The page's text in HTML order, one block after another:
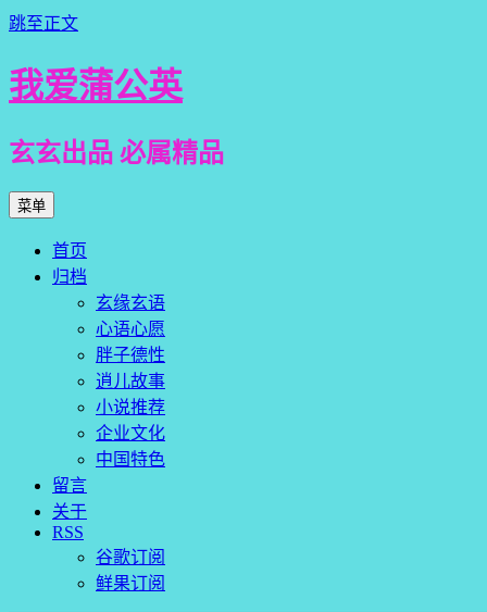
跳至正文
我爱蒲公英
玄玄出品 必属精品
菜单
首页
归档
玄缘玄语
心语心愿
胖子德性
逍儿故事
小说推荐
企业文化
中国特色
留言
关于
RSS
谷歌订阅
鲜果订阅